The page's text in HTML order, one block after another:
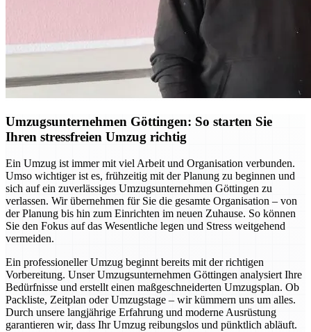
Umzugsunternehmen Göttingen: So starten Sie
Ihren stressfreien Umzug richtig
Ein Umzug ist immer mit viel Arbeit und Organisation verbunden.
Umso wichtiger ist es, frühzeitig mit der Planung zu beginnen und
sich auf ein zuverlässiges Umzugsunternehmen Göttingen zu
verlassen. Wir übernehmen für Sie die gesamte Organisation – von
der Planung bis hin zum Einrichten im neuen Zuhause. So können
Sie den Fokus auf das Wesentliche legen und Stress weitgehend
vermeiden.
Ein professioneller Umzug beginnt bereits mit der richtigen
Vorbereitung. Unser Umzugsunternehmen Göttingen analysiert Ihre
Bedürfnisse und erstellt einen maßgeschneiderten Umzugsplan. Ob
Packliste, Zeitplan oder Umzugstage – wir kümmern uns um alles.
Durch unsere langjährige Erfahrung und moderne Ausrüstung
garantieren wir, dass Ihr Umzug reibungslos und pünktlich abläuft.